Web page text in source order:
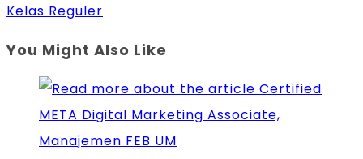
Kelas Reguler
You Might Also Like